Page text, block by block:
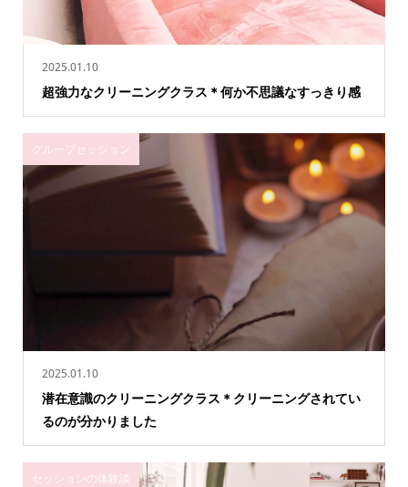
2025.01.10
超強力なクリーニングクラス＊何か不思議なすっきり感
2025.01.10
潜在意識のクリーニングクラス＊クリーニングされてい
るのが分かりました
グループセッション
セッションの体験談